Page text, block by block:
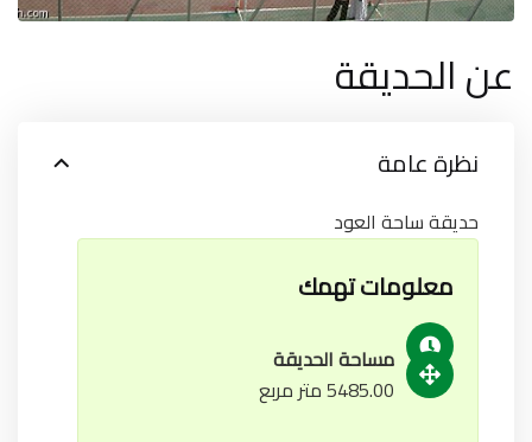
عن الحديقة
نظرة عامة
حديقة ساحة العود
معلومات تهمك
مساحة الحديقة
5485.00 متر مربع